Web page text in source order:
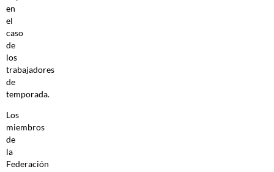
en
el
caso
de
los
trabajadores
de
temporada.
Los
miembros
de
la
Federación